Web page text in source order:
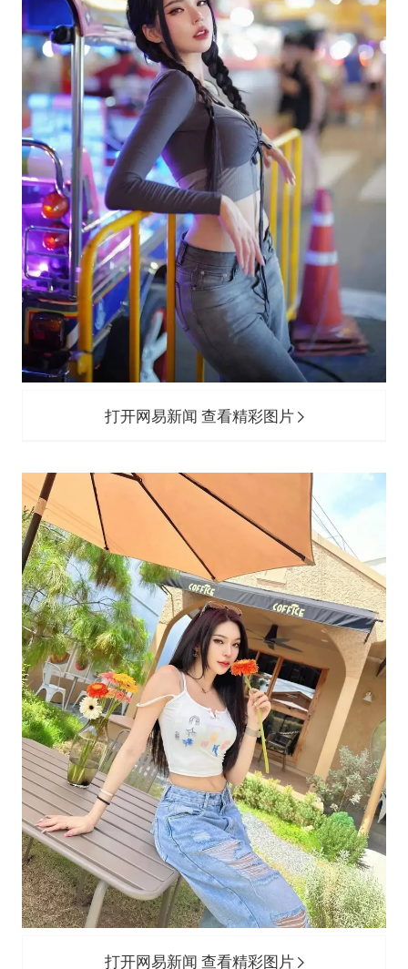
打开网易新闻 查看精彩图片
打开网易新闻 查看精彩图片